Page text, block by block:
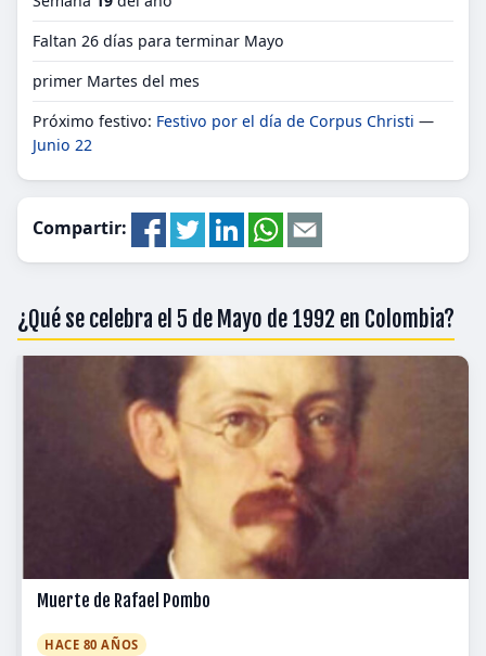
Faltan 26 días para terminar Mayo
primer Martes del mes
Próximo festivo: Festivo por el día de Corpus Christi —
Junio 22
Compartir:
¿Qué se celebra el 5 de Mayo de 1992 en Colombia?
Muerte de Rafael Pombo
HACE 80 AÑOS